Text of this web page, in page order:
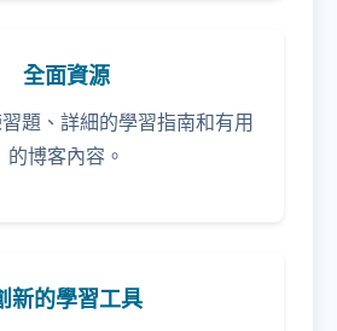
全面資源
題、詳細的學習指南和有用
的博客內容。
新的學習工具